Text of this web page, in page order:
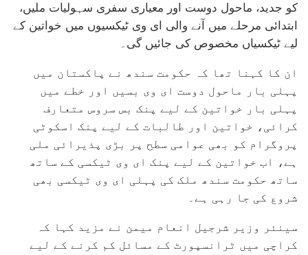
کو جدید، ماحول دوست اور معیاری سفری سہولیات ملیں،
ابتدائی مرحلے میں آنے والی ای وی ٹیکسیوں میں خواتین کے
لیے ٹیکسیاں مخصوص کی جائیں گی۔
ان کا کہنا تھا کہ حکومت سندھ نے پاکستان میں
پہلی بار ماحول دوست ای وی بسیں اور خطے میں
پہلی بار خواتین کے لیے پنک بس سروس متعارف
کرائی، خواتین اور طالبات کے لیے پنک اسکوٹی
پروگرام کو بھی عوامی سطح پر بڑی پذیرائی ملی
ہے، اب خواتین کے لیے پنک ای وی ٹیکسی کے ساتھ
ساتھ حکومت سندھ ملک کی پہلی ای وی ٹیکسی بھی
شروع کی جا رہی ہے۔
سینئر وزیر شرجیل انعام میمن نے مزید کہا کہ
کراچی میں ٹرانسپورٹ کے مسائل کم کرنے کے لیے